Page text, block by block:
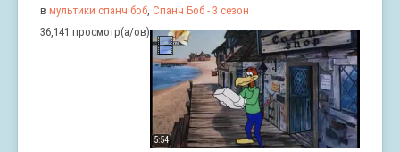
в мультики спанч боб Спанч Боб - 3 сезон
36,141 просмотр(а/ов)
5:54